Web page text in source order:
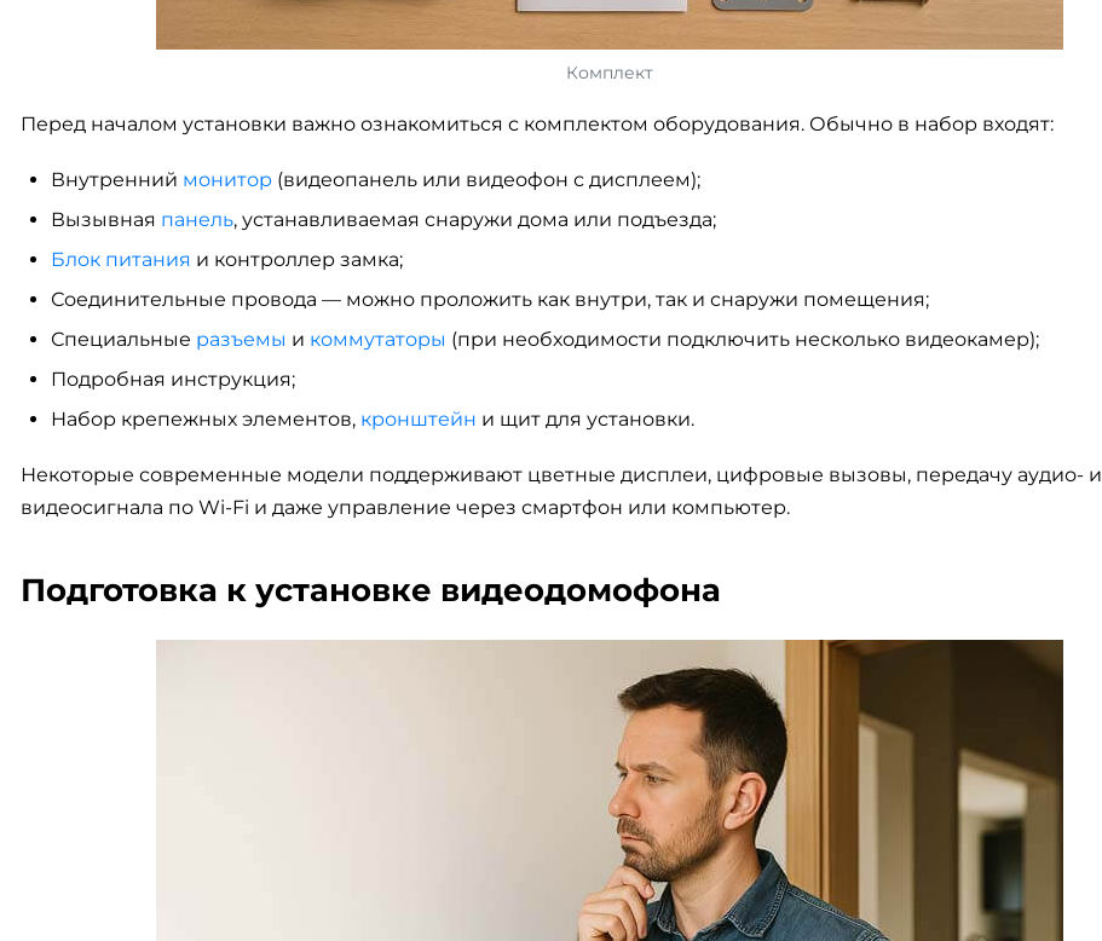
Комплект
Перед началом установки важно ознакомиться с комплектом оборудования. Обычно в набор входят:
Внутренний монитор(видеопанель или видеофон с дисплеем);
Вызывная панель, устанавливаемая снаружи дома или подъезда;
Блок питания и контроллер замка;
Соединительные провода — можно проложить как внутри, так и снаружи помещения;
Специальные разъемы и коммутаторы (при необходимости подключить несколько видеокамер);
Подробная инструкция;
Набор крепежных элементов, кронштейн и щит для установки.
Некоторые современные модели поддерживают цветные дисплеи, цифровые вызовы, передачу аудио- и
видеосигнала по Wi-Fi и даже управление через смартфон или компьютер.
Подготовка к установке видеодомофона